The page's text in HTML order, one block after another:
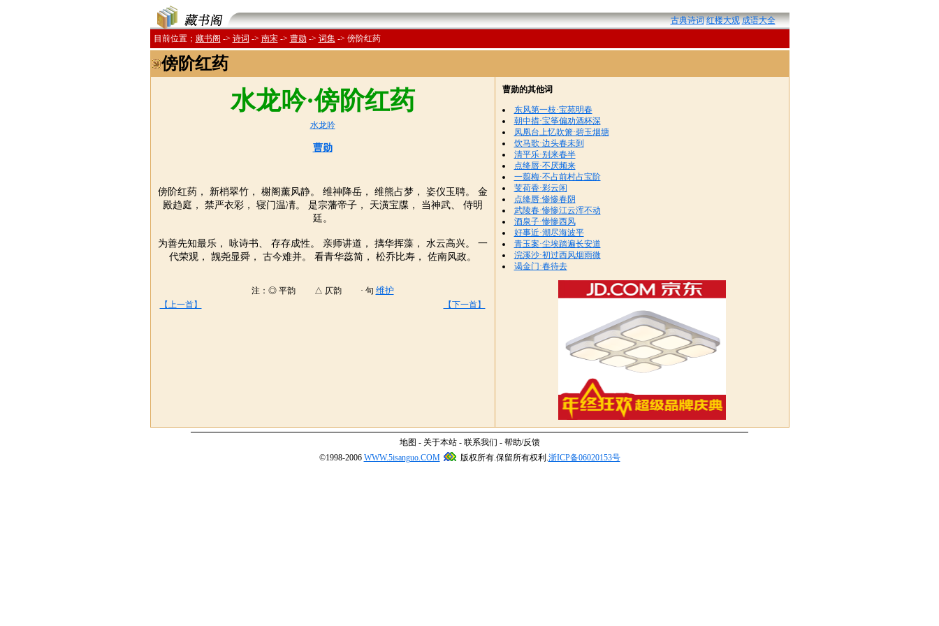
古典诗词 红楼大观 成语大全
目前位置； 藏书阁 -> 诗词 -> 南宋 -> 曹勋 -> 词集 -> 傍阶红药
傍阶红药
水龙吟·傍阶红药
水龙吟
曹勋
傍阶红药， 新梢翠竹， 榭阁薰风静。 维神降岳， 维熊占梦， 姿仪玉聘。 金
殿趋庭， 禁严衣彩， 寝门温凊。 是宗藩帝子， 天潢宝牒， 当神武、 侍明
廷。
为善先知最乐， 咏诗书、 存存成性。 亲师讲道， 摛华挥藻， 水云高兴。 一
代荣观， 觊尧显舜， 古今难并。 看青华蕊简， 松乔比寿， 佐南风政。
注：◎ 平韵 △ 仄韵 · 句 维护
【上一首】 【下一首】
曹勋的其他词
东风第一枝·宝苑明春
朝中措·宝筝偏劝酒杯深
凤凰台上忆吹箫·碧玉烟塘
饮马歌·边头春未到
清平乐·别来春半
点绛唇·不厌频来
一翦梅·不占前村占宝阶
芰荷香·彩云闲
点绛唇·惨惨春阴
武陵春·惨惨江云浑不动
酒泉子·惨惨西风
好事近·潮尽海波平
青玉案·尘埃踏遍长安道
浣溪沙·初过西风烟雨微
谒金门·春待去
地图 - 关于本站- 联系我们 - 帮助/反馈
©1998-2006 WWW.5isanguo.COM 版权所有.保留所有权利.浙ICP备06020153号